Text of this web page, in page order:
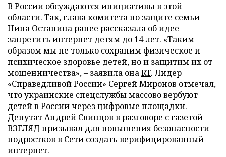
В России обсуждаются инициативы в этой
области. Так, глава комитета по защите семьи
Нина Останина ранее рассказала об идее
запретить интернет детям до 14 лет. «Таким
образом мы не только сохраним физическое и
психическое здоровье детей, но и защитим их от
мошенничества», – заявила онаRT. Лидер
«Справедливой России» Сергей Миронов отмечал,
что украинские спецслужбы массово вербуют
детей в России через цифровые площадки.
Депутат Андрей Свинцов в разговоре с газетой
ВЗГЛЯД призывал для повышения безопасности
подростков в Сети создать верифицированный
интернет.